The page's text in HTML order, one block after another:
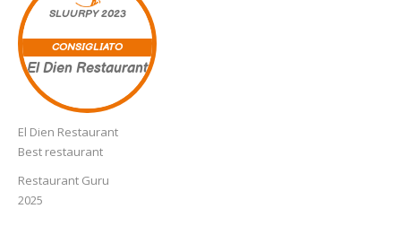
SLUURPY2023
CONSIGLIATO
El Dien Restaurant
El Dien Restaurant
Best restaurant
Restaurant Guru
2025